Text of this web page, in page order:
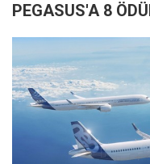
PEGASUS'A 8